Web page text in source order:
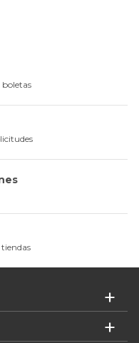
tiendas